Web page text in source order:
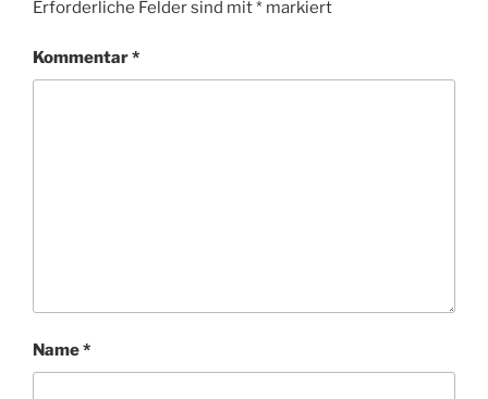
Erforderliche Felder sind mit* markiert
Kommentar*
Name*